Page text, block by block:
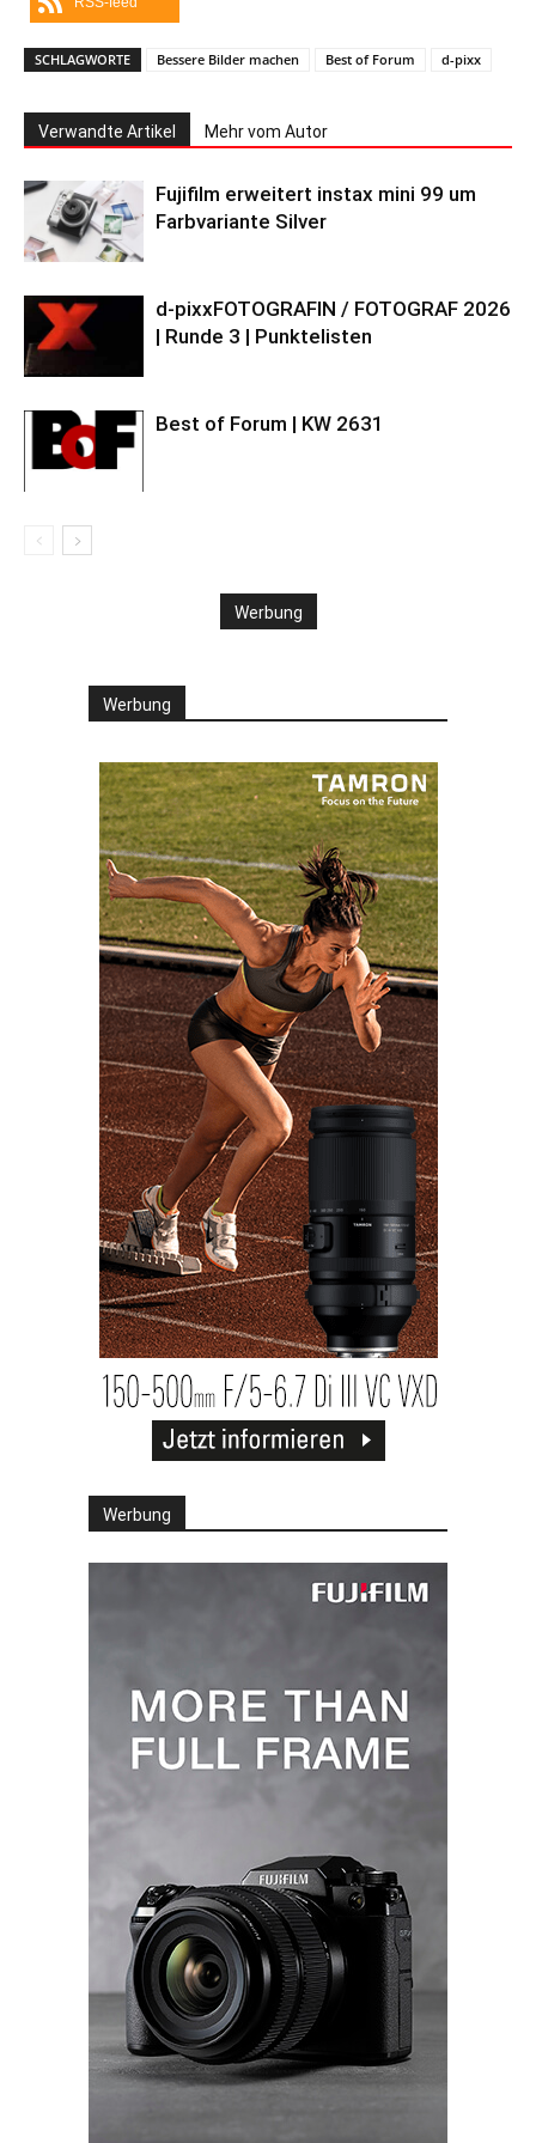
SCHLAGWORTE Bessere Bilder machen Best of Forum d-pixx
Verwandte Artikel Mehr vom Autor
Fujifilm erweitert instax mini 99 um
Farbvariante Silver
d-pixxFOTOGRAFIN / FOTOGRAF 2026
| Runde 3 | Punktelisten
Best of Forum | KW 2631
Werbung
Werbung
Werbung